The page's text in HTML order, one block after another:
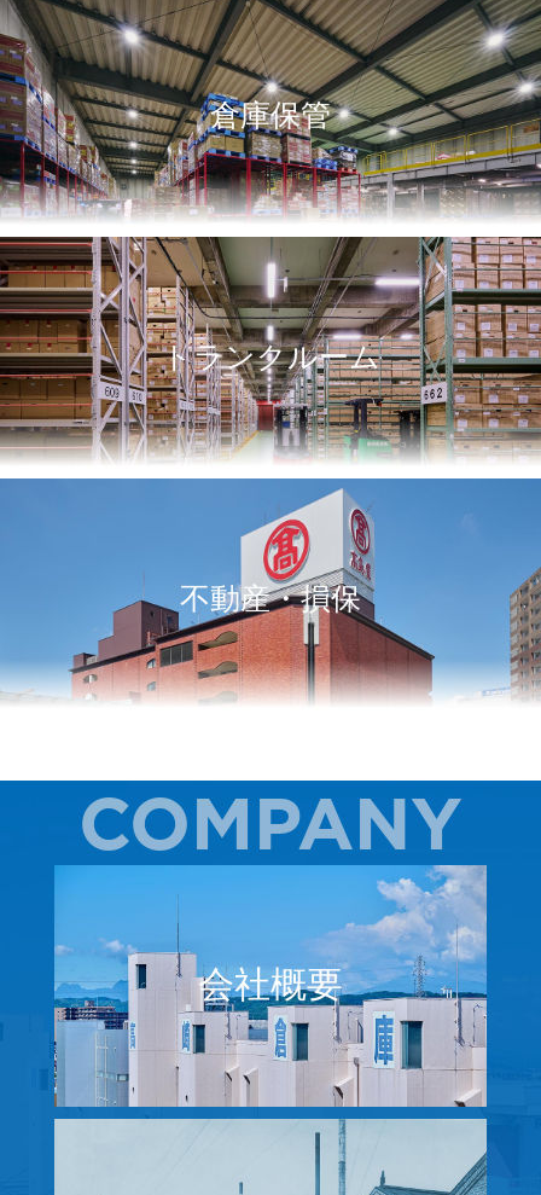
倉庫保管
トランクルーム
不動産・損保
COMPANY
会社概要